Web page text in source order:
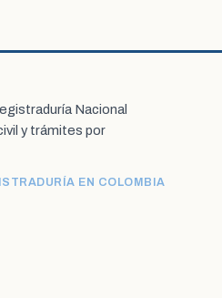
Nacional
y trámites por
EN COLOMBIA